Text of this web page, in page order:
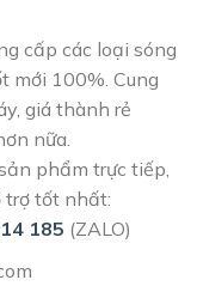
cấp các loại sóng
mới 100%. Cung
giá thành rẻ
nữa.
phẩm trực tiếp,
trợ tốt nhất:
185 (ZALO)